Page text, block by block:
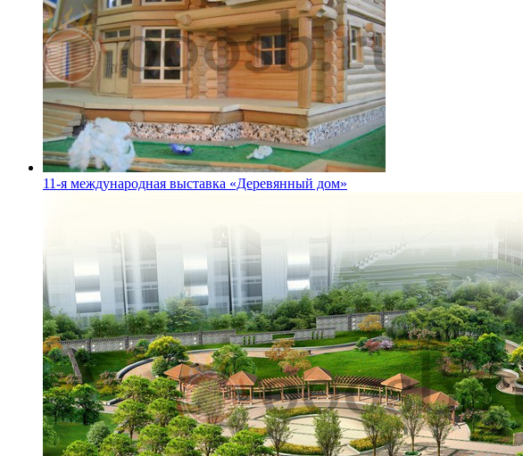
11-я международная выставка «Деревянный дом»